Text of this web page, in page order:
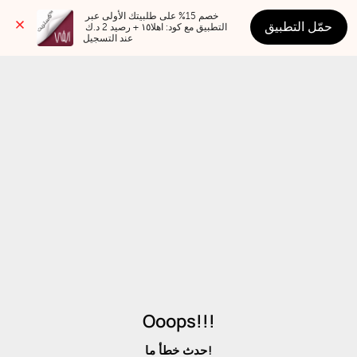
عند التسجيل
حمّل التطبيق
Ooops!!!
حدث خطأ ما!